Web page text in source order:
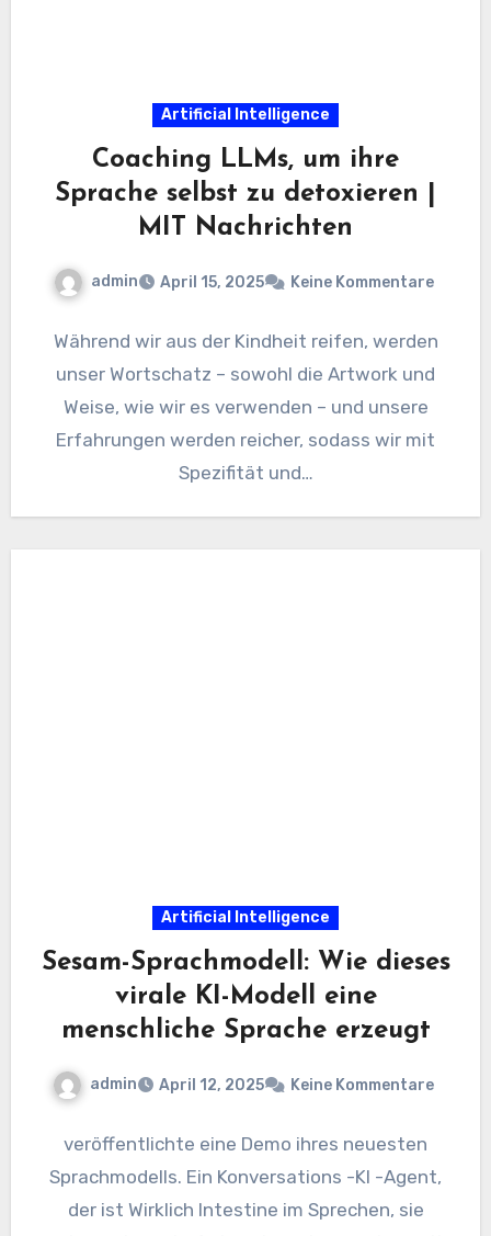
Artificial Intelligence
Coaching LLMs, um ihre
Sprache selbst zu detoxieren |
MIT Nachrichten
admin April 15, 2025 Keine Kommentare
Während wir aus der Kindheit reifen, werden
unser Wortschatz – sowohl die Artwork und
Weise, wie wir es verwenden – und unsere
Erfahrungen werden reicher, sodass wir mit
Spezifität und…
Artificial Intelligence
Sesam-Sprachmodell: Wie dieses
virale KI-Modell eine
menschliche Sprache erzeugt
admin April 12, 2025 Keine Kommentare
veröffentlichte eine Demo ihres neuesten
Sprachmodells. Ein Konversations -KI -Agent,
der ist Wirklich Intestine im Sprechen, sie